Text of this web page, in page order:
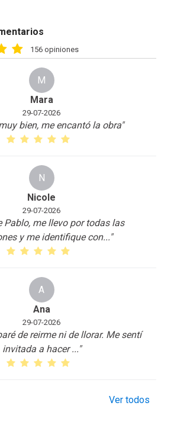
156 opiniones
M
Mara
29-07-2026
bien, me encantó la obra"
N
Nicole
29-07-2026
Pablo, me llevo por todas las
y me identifique con..."
A
Ana
29-07-2026
de reirme ni de llorar. Me sentí
invitada a hacer..."
Ver todos